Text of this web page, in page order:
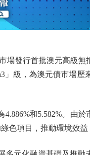
發行首批澳元高級無
級，為澳元債市場歷
和5.582%。由於
色項目，推動環境效益